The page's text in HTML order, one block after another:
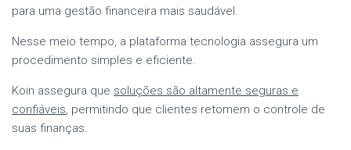
para uma gestão financeira mais saudável.
Nesse meio tempo, a plataforma tecnologia assegura um
procedimento simples e eficiente.
Koin assegura que soluções são altamente seguras e
confiáveis, permitindo que clientes retomem o controle de
suas finanças.